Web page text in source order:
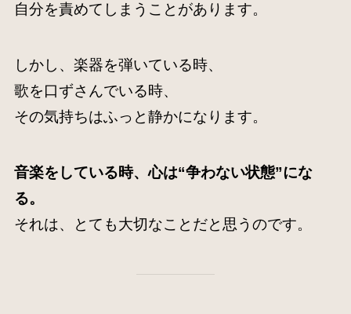
自分を責めてしまうことがあります。
しかし、楽器を弾いている時、
歌を口ずさんでいる時、
その気持ちはふっと静かになります。
音楽をしている時、心は“争わない状態”にな
る。
それは、とても大切なことだと思うのです。